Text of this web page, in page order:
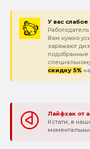
У вас
Вам нужно
заряжают
подобранные
скидку 5%
Лайфхак от
Кстати, в